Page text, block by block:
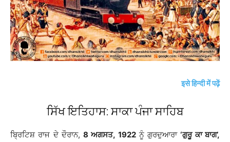
इसे हिन्दी में पढ़ें
ਸਿੱਖ ਇਤਿਹਾਸ: ਸਾਕਾ ਪੰਜਾ ਸਾਹਿਬ
ਬ੍ਰਿਟਿਸ਼ ਰਾਜ ਦੇ ਦੌਰਾਨ,8 ਅਗਸਤ, 1922ਨੂੰ ਗੁਰਦੁਆਰਾ‘ਗੁਰੂ ਕਾ ਬਾਗ’,